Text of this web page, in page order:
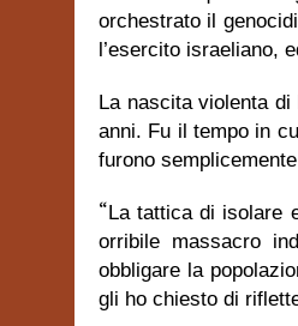
orchestrato il
l’esercito israeliano,
La nascita violenta
anni. Fu il tempo in
furono
“La tattica di isolare
orribile massacro
obbligare la
gli ho chiesto di